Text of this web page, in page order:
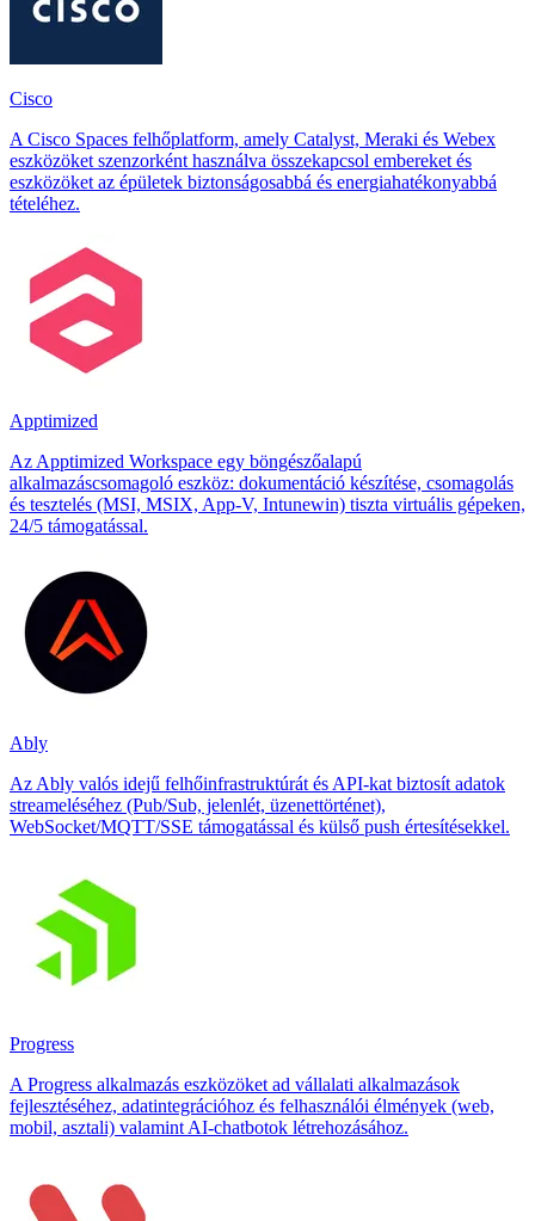
Cisco
A Cisco Spaces felhőplatform, amely Catalyst, Meraki és Webex
eszközöket szenzorként használva összekapcsol embereket és
eszközöket az épületek biztonságosabbá és energiahatékonyabbá
tételéhez.
Apptimized
Az Apptimized Workspace egy böngészőalapú
alkalmazáscsomagoló eszköz: dokumentáció készítése, csomagolás
és tesztelés (MSI, MSIX, App‑V, Intunewin) tiszta virtuális gépeken,
24/5 támogatással.
Ably
Az Ably valós idejű felhőinfrastruktúrát és API-kat biztosít adatok
streameléséhez (Pub/Sub, jelenlét, üzenettörténet),
WebSocket/MQTT/SSE támogatással és külső push értesítésekkel.
Progress
A Progress alkalmazás eszközöket ad vállalati alkalmazások
fejlesztéséhez, adatintegrációhoz és felhasználói élmények (web,
mobil, asztali) valamint AI-chatbotok létrehozásához.